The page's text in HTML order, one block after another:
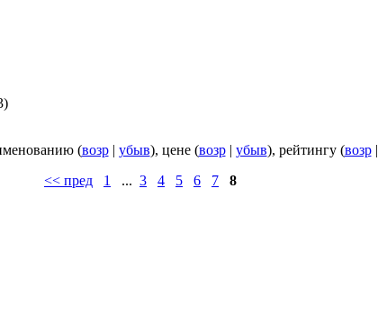
(возр| убыв), цене (возр| убыв), рейтингу (возр|
<< пред
1 ... 3 4 5 6 7 8